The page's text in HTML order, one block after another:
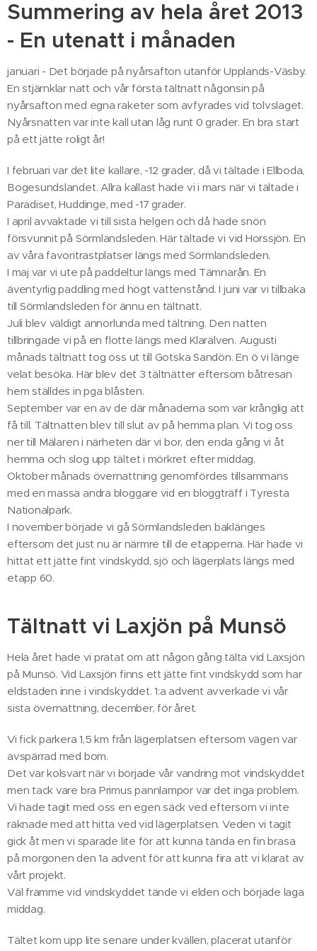
Summering av hela året 2013
- En utenatt i månaden
januari - Det började på nyårsafton utanför Upplands-Väsby.
En stjärnklar natt och vår första tältnatt någonsin på
nyårsafton med egna raketer som avfyrades vid tolvslaget.
Nyårsnatten var inte kall utan låg runt 0 grader. En bra start
på ett jätte roligt år!
I februari var det lite kallare, -12 grader, då vi tältade i Ellboda,
Bogesundslandet. Allra kallast hade vi i mars när vi tältade i
Paradiset, Huddinge, med -17 grader.
I april avvaktade vi till sista helgen och då hade snön
försvunnit på Sörmlandsleden. Här tältade vi vid Horssjön. En
av våra favoritrastplatser längs med Sörmlandsleden.
I maj var vi ute på paddeltur längs med Tämnarån. En
äventyrlig paddling med högt vattenstånd. I juni var vi tillbaka
till Sörmlandsleden för ännu en tältnatt.
Juli blev väldigt annorlunda med tältning. Den natten
tillbringade vi på en flotte längs med Klarälven. Augusti
månads tältnatt tog oss ut till Gotska Sandön. En ö vi länge
velat besöka. Här blev det 3 tältnätter eftersom båtresan
hem ställdes in pga blåsten.
September var en av de där månaderna som var krånglig att
få till. Tältnatten blev till slut av på hemma plan. Vi tog oss
ner till Mälaren i närheten där vi bor, den enda gång vi åt
hemma och slog upp tältet i mörkret efter middag.
Oktober månads övernattning genomfördes tillsammans
med en massa andra bloggare vid en bloggträff i Tyresta
Nationalpark.
I november började vi gå Sörmlandsleden baklänges
eftersom det just nu är närmre till de etapperna. Här hade vi
hittat ett jätte fint vindskydd, sjö och lägerplats längs med
etapp 60.
Tältnatt vi Laxjön på Munsö
Hela året hade vi pratat om att någon gång tälta vid Laxsjön
på Munsö. Vid Laxsjön finns ett jätte fint vindskydd som har
eldstaden inne i vindskyddet. 1:a advent avverkade vi vår
sista övernattning, december, för året.
Vi fick parkera 1,5 km från lägerplatsen eftersom vägen var
avspärrad med bom.
Det var kolsvart när vi började vår vandring mot vindskyddet
men tack vare bra Primus pannlampor var det inga problem.
Vi hade tagit med oss en egen säck ved eftersom vi inte
räknade med att hitta ved vid lägerplatsen. Veden vi tagit
gick åt men vi sparade lite för att kunna tända en fin brasa
på morgonen den 1a advent för att kunna fira att vi klarat av
vårt projekt.
Väl framme vid vindskyddet tände vi elden och började laga
middag.
Tältet kom upp lite senare under kvällen, placerat utanför